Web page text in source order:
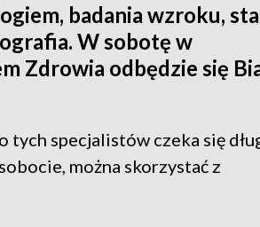
badania wzroku,
W sobotę w
Zdrowia odbędzie się
specjalistów czeka się
można skorzystać z